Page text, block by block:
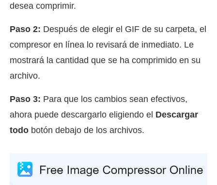
desea comprimir.
Paso 2: Después de elegir el GIF de su carpeta, el
compresor en línea lo revisará de inmediato. Le
mostrará la cantidad que se ha comprimido en su
archivo.
Paso 3: Para que los cambios sean efectivos,
ahora puede descargarlo eligiendo el Descargar
todo botón debajo de los archivos.